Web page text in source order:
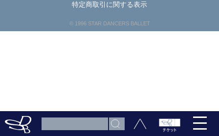
特定商取引に関する表示
© 1996 STAR DANCERS BALLET